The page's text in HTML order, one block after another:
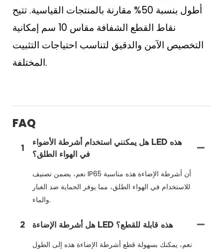
أطول بنسبة 50% مقارنة بالمنتجات القياسية. تتيح
نقاط القطع الشفافة مقاس 10 سم إمكانية
التخصيص الآمن والدقيق لتناسب احتياجات التثبيت
المختلفة.
FAQ
1
هل يمكنني استخدام أشرطة الأضواء LED هذه
في الهواء الطلق؟
نعم، يضمن تصنيف IP65 أن أشرطة الإضاءة هذه مناسبة
للاستخدام في الهواء الطلق، مما يوفر الحماية ضد الغبار
والماء.
2 هل أشرطة الإضاءة LED هذه قابلة للقطع؟
نعم، يمكنك بسهولة قطع أشرطة الإضاءة هذه إلى الطول